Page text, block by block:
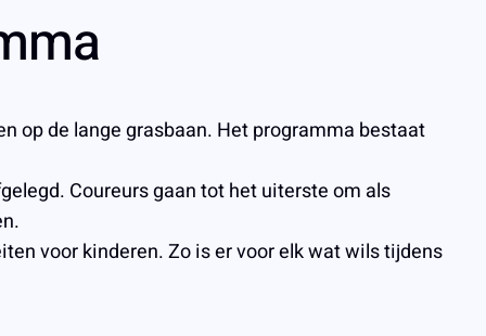
op de lange grasbaan. Het programma bestaat
Coureurs gaan tot het uiterste om als
voor kinderen. Zo is er voor elk wat wils tijdens